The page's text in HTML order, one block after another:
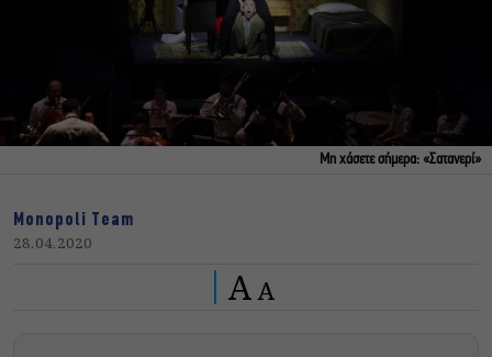
Μη χάσετε σήμερα: «Σατανερί»
Monopoli Team
28.04.2020
A A